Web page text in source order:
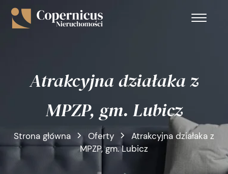
Atrakcyjna działaka z
MPZP, gm. Lubicz
Strona główna Oferty
Atrakcyjna działaka z
MPZP, gm. Lubicz